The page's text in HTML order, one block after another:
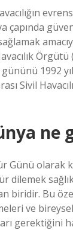
çapında
1992
Sivil
ne
Günü olarak
dilemek
biridir. Bu
ve
gerektiğini